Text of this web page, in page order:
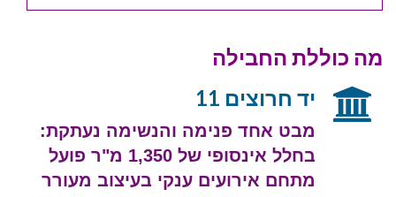
מה כוללת החבילה
יד חרוצים 11
מבט אחד פנימה והנשימה נעתקת:
בחלל אינסופי של 1,350 מ"ר פועל
מתחם אירועים ענקי בעיצוב מעורר